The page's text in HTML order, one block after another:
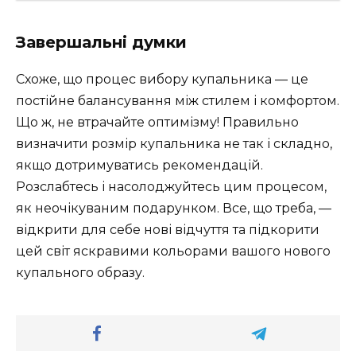
Завершальні думки
Схоже, що процес вибору купальника — це
постійне балансування між стилем і комфортом.
Що ж, не втрачайте оптимізму! Правильно
визначити розмір купальника не так і складно,
якщо дотримуватись рекомендацій.
Розслабтесь і насолоджуйтесь цим процесом,
як неочікуваним подарунком. Все, що треба, —
відкрити для себе нові відчуття та підкорити
цей світ яскравими кольорами вашого нового
купального образу.